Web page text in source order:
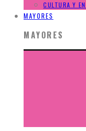
CULTURA Y
MAYORES
MAYORES